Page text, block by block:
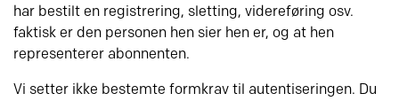
har bestilt en registrering, sletting, videreføring osv.
faktisk er den personen hen sier hen er, og at hen
representerer abonnenten.
Vi setter ikke bestemte formkrav til autentiseringen. Du